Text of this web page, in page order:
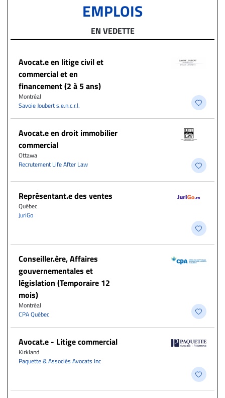
EMPLOIS
EN VEDETTE
Avocat.e en litige civil et
commercial et en
financement (2 à 5 ans)
Montréal
Savoie Joubert s.e.n.c.r.l.
Avocat.e en droit immobilier
commercial
Ottawa
Recrutement Life After Law
Représentant.e des ventes
Québec
JuriGo
Conseiller.ère, Affaires
gouvernementales et
législation (Temporaire 12
mois)
Montréal
CPA Québec
Avocat.e - Litige commercial
Kirkland
Paquette & Associés Avocats Inc